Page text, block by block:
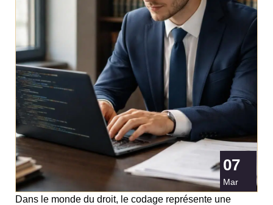
07
Mar
Dans le monde du droit, le codage représente une